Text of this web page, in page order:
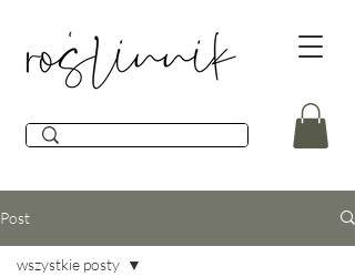
Post
wszystkie posty